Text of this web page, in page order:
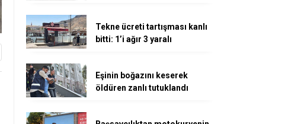
Tekne ücreti tartışması kanlı
bitti: 1’i ağır 3 yaralı
Eşinin boğazını keserek
öldüren zanlı tutuklandı